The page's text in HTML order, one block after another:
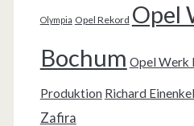
Olympia Opel Rekord Opel
Bochum Opel Werk
Produktion Richard Einenkel
Zafira